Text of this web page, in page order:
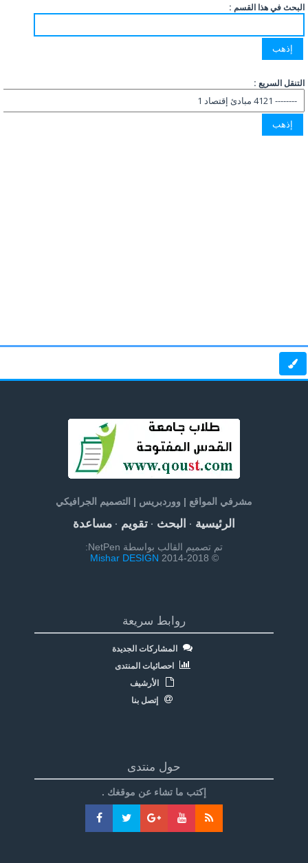
البحث في هذا القسم :
التنقل السريع :
مشرفي المواقع | ووردبريس | التصميم الجرافيكي
الرئيسية· البحث· تقويم· مساعدة
تم تصميم القالب بواسطة NetPen:
© 2014-2018
Mishar DESIGN
روابط سريعة
المشاركات الجديدة
احصائيات المنتدى
الأرشيف
إتصل بنا
حول منتدى
إكتب ما تشاء عن موقغك .